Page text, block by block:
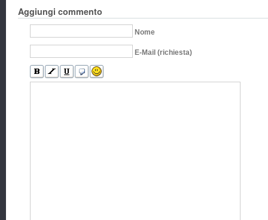
Aggiungi commento
Nome
E-Mail (richiesta)